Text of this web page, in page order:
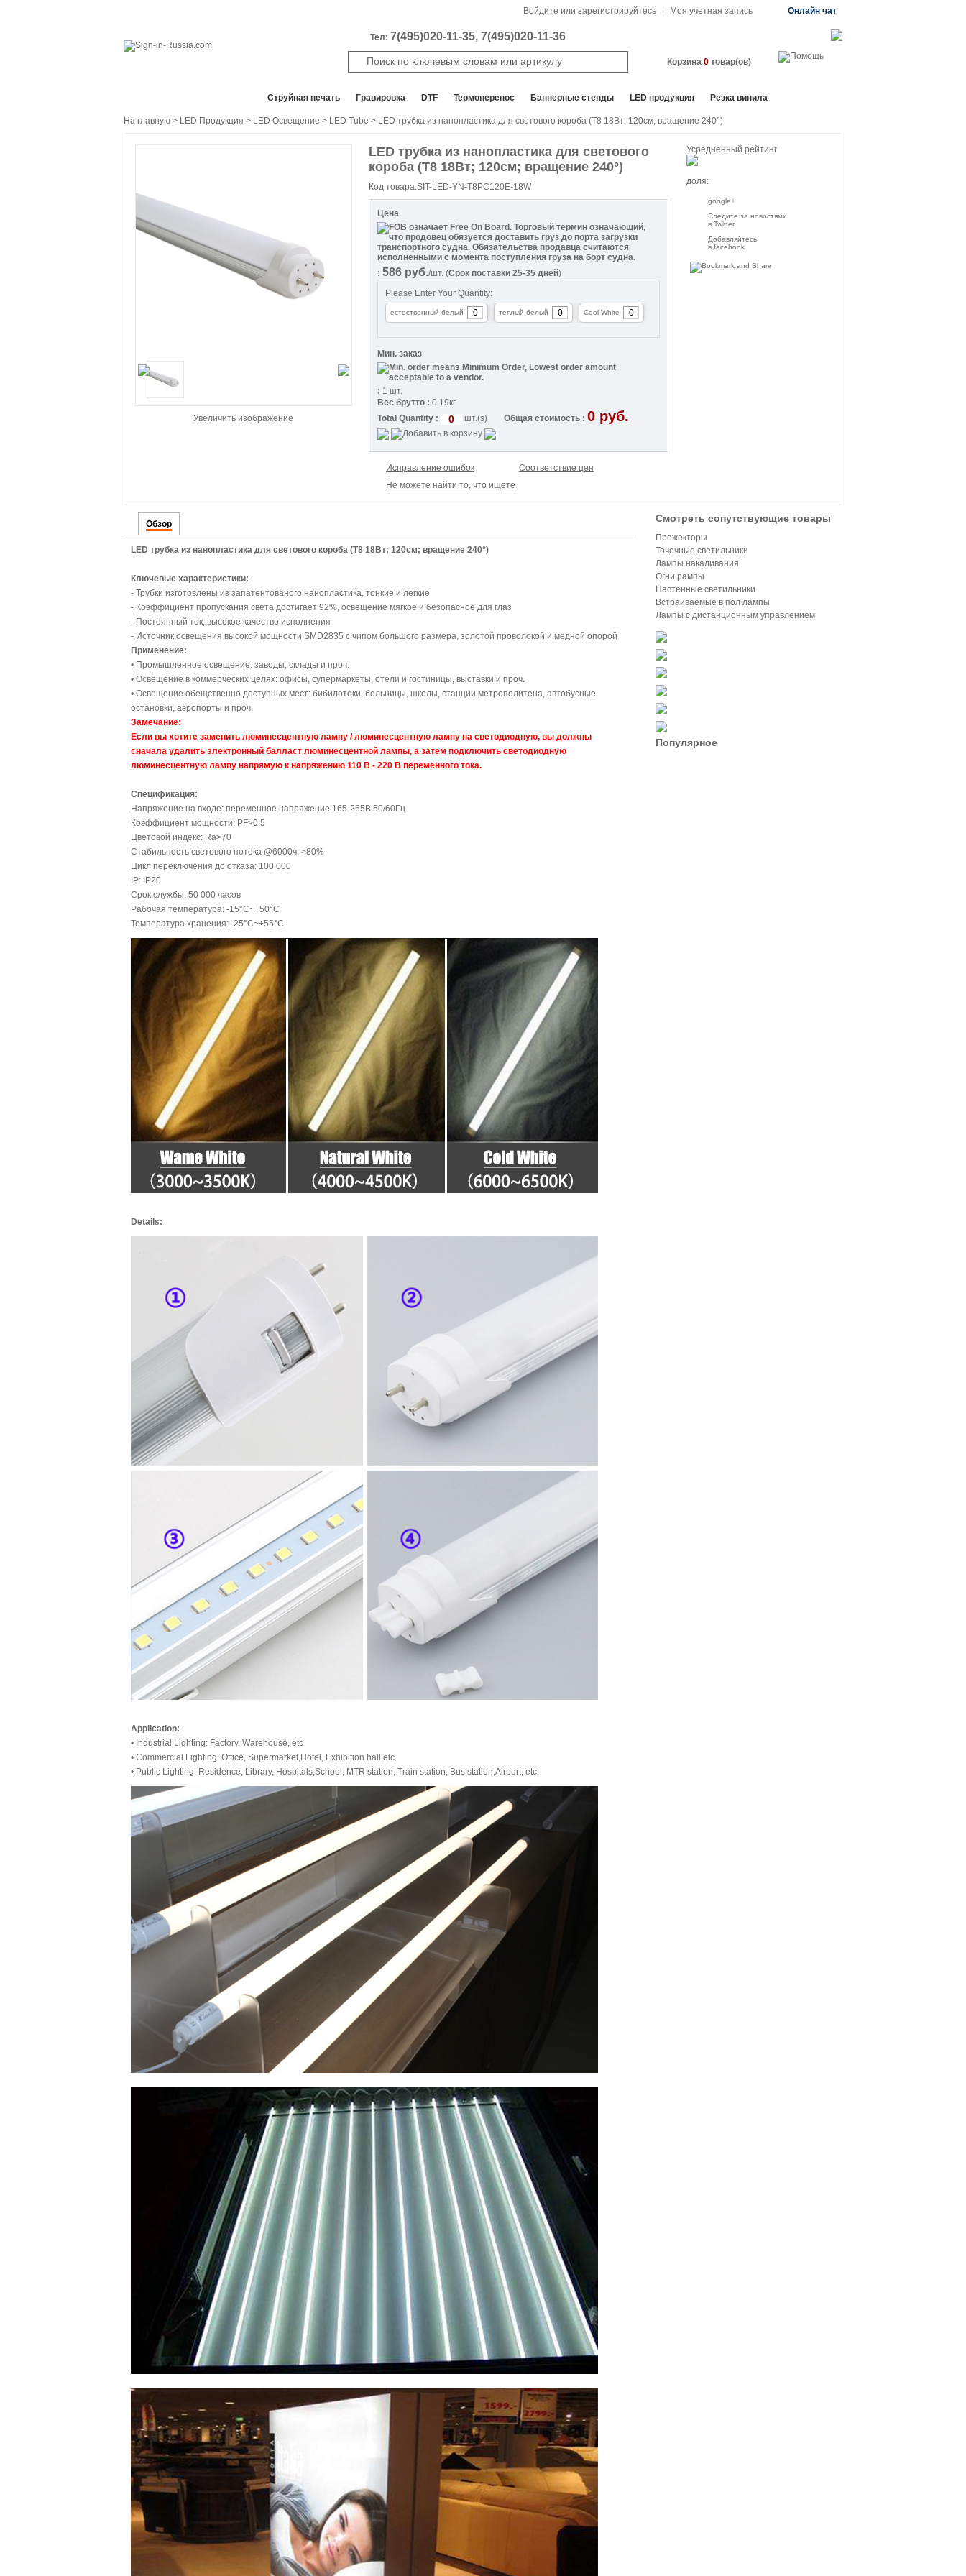
Войдите или зарегистрируйтесь Моя учетная запись Онлайн чат
Тел: 7(495)020-11-35, 7(495)020-11-36
Корзина 0товар(ов)
Cтруйная печать Гравировка DTF Термоперенос Баннерные стенды LED продукция Резка винила
На главную > LED Продукция > LED Освещение > LED Tube > LED трубка из нанопластика для светового короба (T8 18Вт; 120cм; вращение 240°)
Увеличить изображение
LED трубка из нанопластика для светового
короба (T8 18Вт; 120cм; вращение 240°)
Код товара:SIT-LED-YN-T8PC120E-18W
Цена
: 586 руб./шт. (Срок поставки 25-35 дней)
Please Enter Your Quantity:
естественный белый теплый белый Cool White
Мин. заказ
: 1 шт.
Вес брутто : 0.19кг
Total Quantity :
шт.(s) Общая стоимость : 0 руб.
Исправление ошибок
Соответствие цен
Не можете найти то, что ищете
Усредненный рейтинг
доля:
google+
Следите за новостями
в Twitter
Добавляйтесь
в facebook
Обзор
LED трубка из нанопластика для светового короба (T8 18Вт; 120cм; вращение 240°)
Ключевые характеристики:
- Трубки изготовлены из запатентованого нанопластика, тонкие и легкие
- Коэффициент пропускания света достигает 92%, освещение мягкое и безопасное для глаз
- Постоянный ток, высокое качество исполнения
- Источник освещения высокой мощности SMD2835 с чипом большого размера, золотой проволокой и медной опорой
Применение:
• Промышленное освещение: заводы, склады и проч.
• Освещение в коммерческих целях: офисы, супермаркеты, отели и гостиницы, выставки и проч.
• Освещение обещственно доступных мест: бибилотеки, больницы, школы, станции метрополитена, автобусные
остановки, аэропорты и проч.
Замечание:
Если вы хотите заменить люминесцентную лампу / люминесцентную лампу на светодиодную, вы должны
сначала удалить электронный балласт люминесцентной лампы, а затем подключить светодиодную
люминесцентную лампу напрямую к напряжению 110 В - 220 В переменного тока.
Спецификация:
Напряжение на входе: переменное напряжение 165-265В 50/60Гц
Коэффициент мощности: PF>0,5
Цветовой индекс: Ra>70
Стабильность светового потока @6000ч: >80%
Цикл переключения до отказа: 100 000
IP: IP20
Срок службы: 50 000 часов
Рабочая температура: -15°C~+50°C
Температура хранения: -25°C~+55°C
Details:
Application:
• Industrial Lighting: Factory, Warehouse, etc
• Commercial Lighting: Office, Supermarket,Hotel, Exhibition hall,etc.
• Public Lighting: Residence, Library, Hospitals,School, MTR station, Train station, Bus station,Airport, etc.
Смотреть сопутствующие товары
Прожекторы
Точечные светильники
Лампы накаливания
Огни рампы
Настенные светильники
Встраиваемые в пол лампы
Лампы с дистанционным управлением
Популярное